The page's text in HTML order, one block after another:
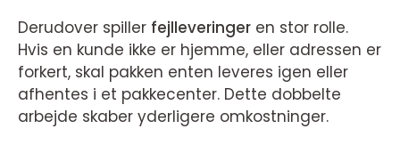
Derudover spiller fejlleveringer en stor rolle.
Hvis en kunde ikke er hjemme, eller adressen er
forkert, skal pakken enten leveres igen eller
afhentes i et pakkecenter. Dette dobbelte
arbejde skaber yderligere omkostninger.